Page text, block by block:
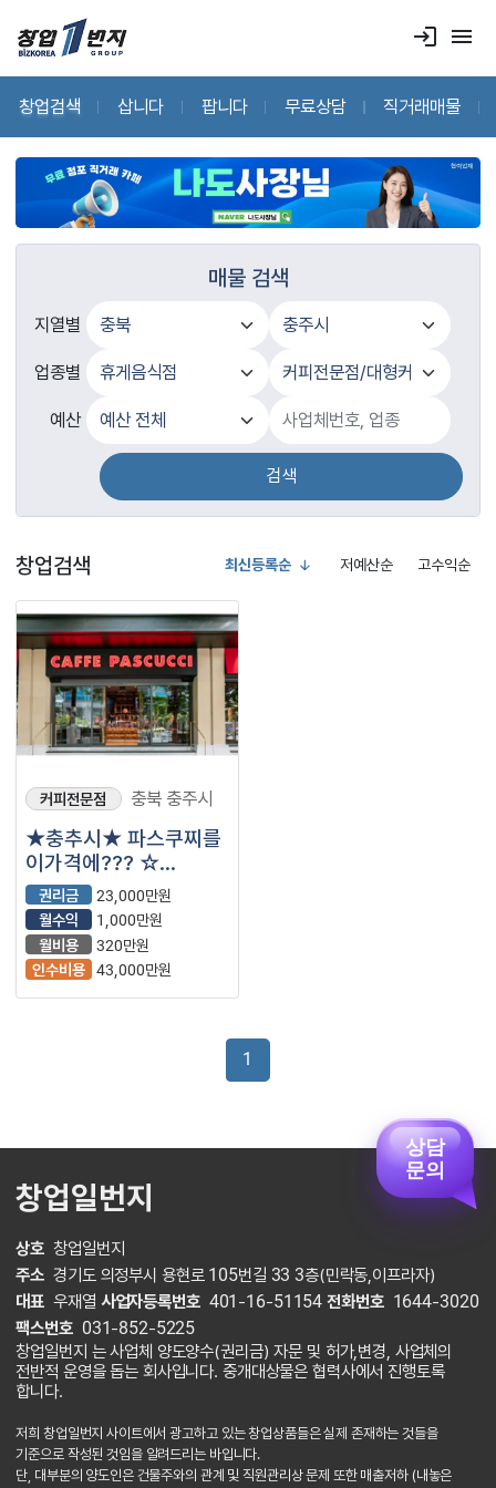
login menu
창업검색 삽니다 팝니다 무료상담 직거래매물
매물 검색
지열별
업종별
예산
검색
창업검색 최신등록순 저예산순 고수익순
커피전문점 충북 충주시
★충추시★ 파스쿠찌를
이가격에??? ☆
파스쿠찌☆ 입니다.^^
권리금
23,000만원
월수익
1,000만원
월비용
320만원
인수비용 43,000만원
1
창업일번지
상호 창업일번지
주소 경기도 의정부시 용현로 105번길 33 3층(민락동,이프라자)
대표 우재열 사업자등록번호 401-16-51154 전화번호 1644-3020
팩스번호 031-852-5225
창업일번지 는 사업체 양도양수(권리금) 자문 및 허가,변경, 사업체의
전반적 운영을 돕는 회사입니다. 중개대상물은 협력사에서 진행토록
합니다.
저희 창업일번지 사이트에서 광고하고 있는 창업상품들은 실제 존재하는 것들을
기준으로 작성된 것임을 알려드리는 바입니다.
단, 대부분의 양도인은 건물주와의 관계 및 직원관리상 문제 또한 매출저하 (내놓은
상담
문의